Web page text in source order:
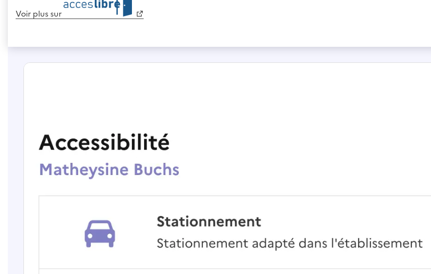
Voir plus sur